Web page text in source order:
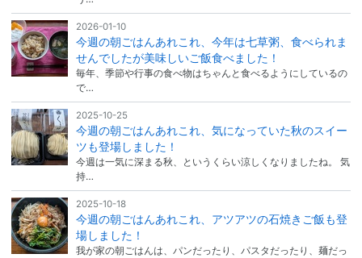
2026-01-10
今週の朝ごはんあれこれ、今年は七草粥、食べられま
せんでしたが美味しいご飯食べました！
毎年、季節や行事の食べ物はちゃんと食べるようにしているの
で…
2025-10-25
今週の朝ごはんあれこれ、気になっていた秋のスイー
ツも登場しました！
今週は一気に深まる秋、というくらい涼しくなりましたね。 気
持…
2025-10-18
今週の朝ごはんあれこれ、アツアツの石焼きご飯も登
場しました！
我が家の朝ごはんは、パンだったり、パスタだったり、麺だっ